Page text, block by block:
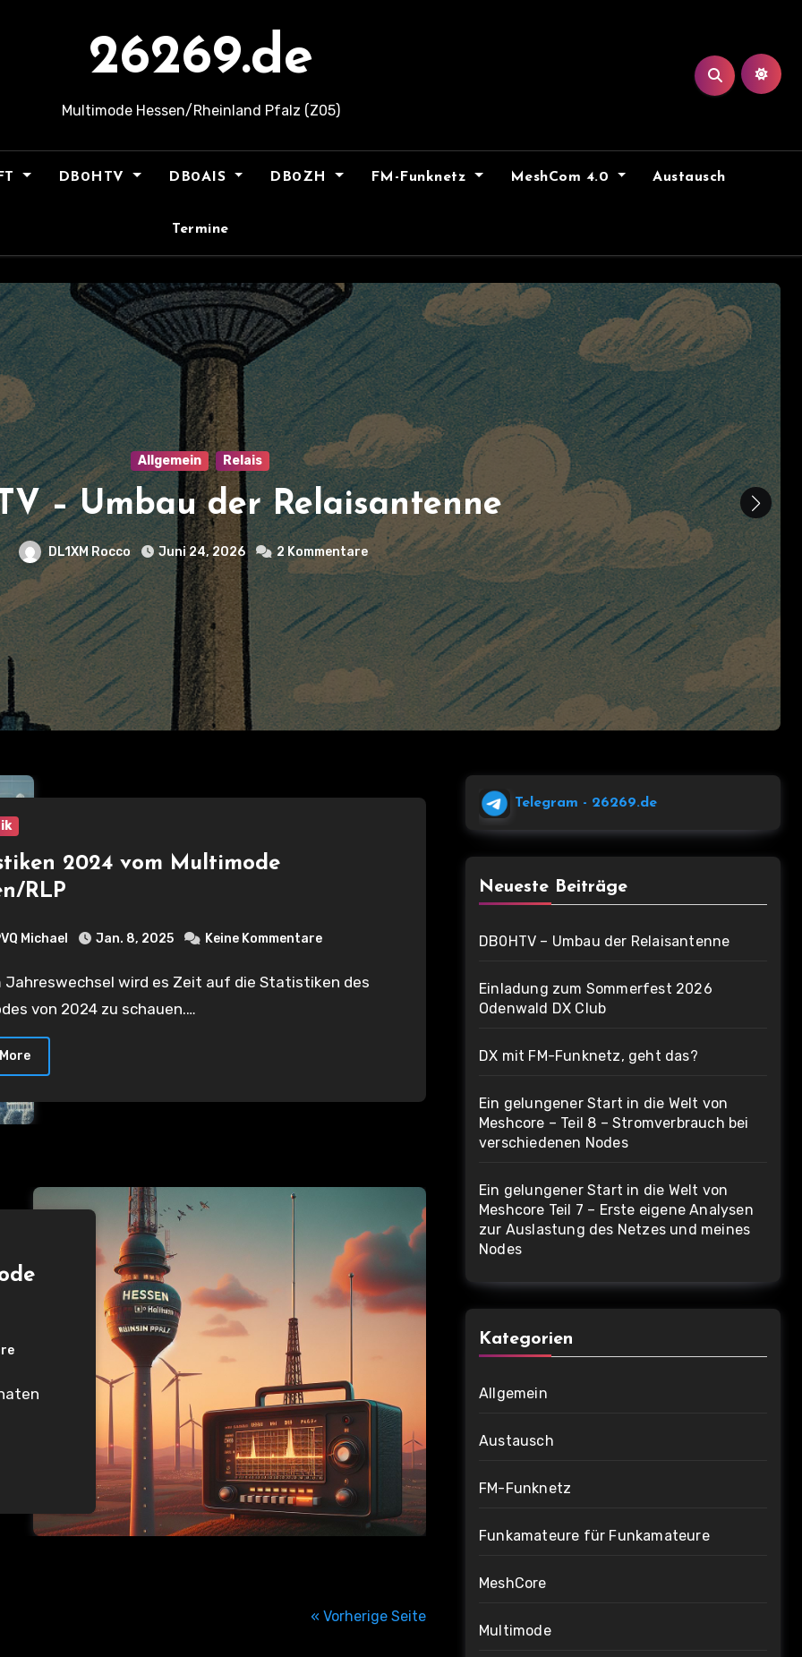
26269.de
Multimode Hessen/Rheinland Pfalz (Z05)
DB0HTV DB0AIS DB0ZH FM-Funknetz MeshCom 4.0 Austausch
Termine
Relais
der Relaisantenne
Juni 24, 2026 2 Kommentare
2024 vom Multimode
RLP
Michael Jan. 8, 2025 Keine Kommentare
von 2024 zu schauen.…
« Vorherige Seite
Telegram - 26269.de
Neueste Beiträge
DB0HTV – Umbau der Relaisantenne
Einladung zum Sommerfest 2026
Odenwald DX Club
DX mit FM-Funknetz, geht das?
Ein gelungener Start in die Welt von
Meshcore – Teil 8 – Stromverbrauch bei
verschiedenen Nodes
Ein gelungener Start in die Welt von
Meshcore Teil 7 – Erste eigene Analysen
zur Auslastung des Netzes und meines
Nodes
Kategorien
Allgemein
Austausch
FM-Funknetz
Funkamateure für Funkamateure
MeshCore
Multimode